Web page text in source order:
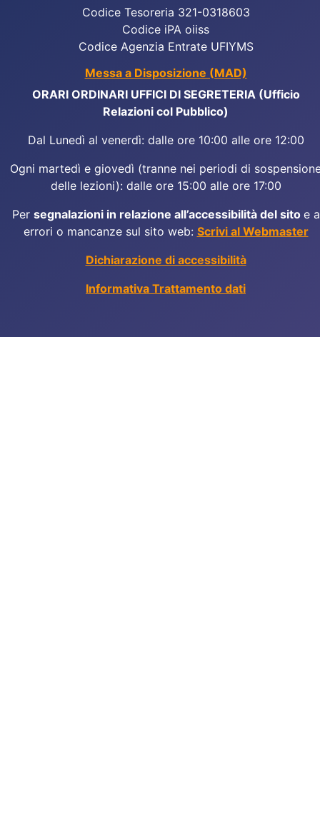
Codice Tesoreria 321-0318603
Codice iPA oiiss
Codice Agenzia Entrate UFIYMS
Messa a Disposizione (MAD)
ORARI ORDINARI UFFICI DI SEGRETERIA (Ufficio
Relazioni col Pubblico)
Dal Lunedì al venerdì: dalle ore 10:00 alle ore 12:00
Ogni martedì e giovedì (tranne nei periodi di
delle lezioni): dalle ore 15:00 alle ore 17:00
Per segnalazioni in relazione all’accessibilità del sito e a
errori o mancanze sul sito web: Scrivi al Webmaster
Dichiarazione di accessibilità
Informativa Trattamento dati